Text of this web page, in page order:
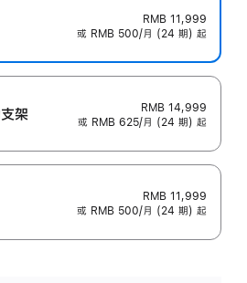
RMB 11,999
或 RMB 500/月 (24 期) 起
架
RMB 14,999
或 RMB 625/月 (24 期) 起
RMB 11,999
或 RMB 500/月 (24 期) 起